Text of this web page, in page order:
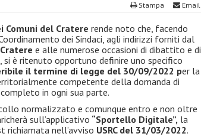
Stampa Email
Comuni del Cratere rende noto che, facendo
dei Sindaci, agli indirizzi forniti dal
e alle numerose occasioni di dibattito e di
è ritenuto opportuno definire uno specifico
il termine di legge del 30/09/2022 per la
competente della domanda di
in ogni sua parte.
normalizzato e comunque entro e non oltre
sull’applicativo “Sportello Digitale”, la
richiamata nell’avviso USRC del 31/03/2022.